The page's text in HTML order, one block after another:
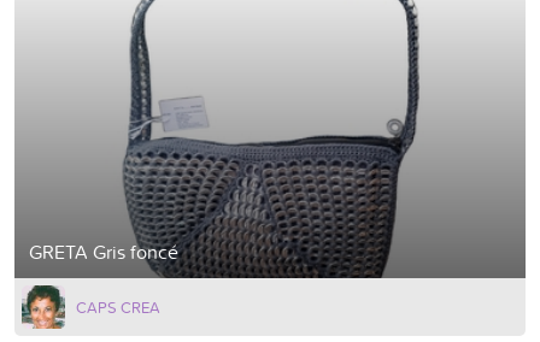
GRETA Gris foncé
CAPS CREA